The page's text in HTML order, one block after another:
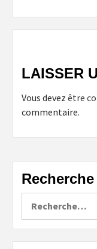
LAISSER
Vous devez être
commentaire.